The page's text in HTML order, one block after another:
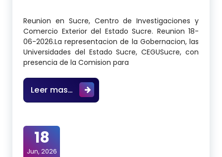
Reunion en Sucre, Centro de Investigaciones y
Comercio Exterior del Estado Sucre. Reunion 18-
06-2026.La representacion de la Gobernacion, las
Universidades del Estado Sucre, CEGUSucre, con
presencia de la Comision para
Leer mas… Reunion en Sucre, Centro de
18
Jun, 2026